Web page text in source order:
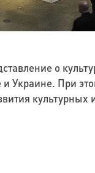
о
Украине. При
культурных